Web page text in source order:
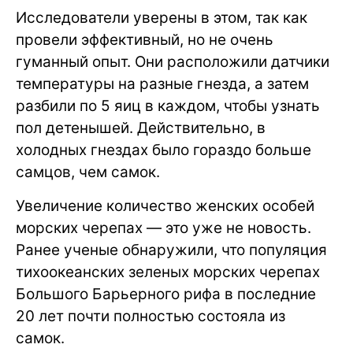
Исследователи уверены в этом, так как
провели эффективный, но не очень
гуманный опыт. Они расположили датчики
температуры на разные гнезда, а затем
разбили по 5 яиц в каждом, чтобы узнать
пол детенышей. Действительно, в
холодных гнездах было гораздо больше
самцов, чем самок.
Увеличение количество женских особей
морских черепах — это уже не новость.
Ранее ученые обнаружили, что популяция
тихоокеанских зеленых морских черепах
Большого Барьерного рифа в последние
20 лет почти полностью состояла из
самок.